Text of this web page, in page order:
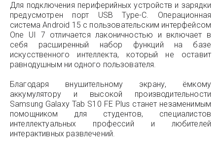
Для подключения периферийных устройств и зарядки
предусмотрен порт USB Type-C. Операционная
система Android 15 с пользовательским интерфейсом
One UI 7 отличается лаконичностью и включает в
себя расширенный набор функций на базе
искусственного интеллекта, который не оставит
равнодушным ни одного пользователя.
Благодаря внушительному экрану, ёмкому
аккумулятору и высокой производительности
Samsung Galaxy Tab S10 FE Plus станет незаменимым
помощником для студентов, специалистов
интеллектуальных профессий и любителей
интерактивных развлечений.